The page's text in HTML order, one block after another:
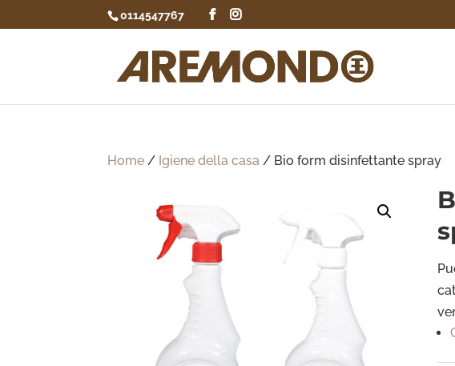
0114547767
Home / Igiene della casa / Bio form disinfettante spray